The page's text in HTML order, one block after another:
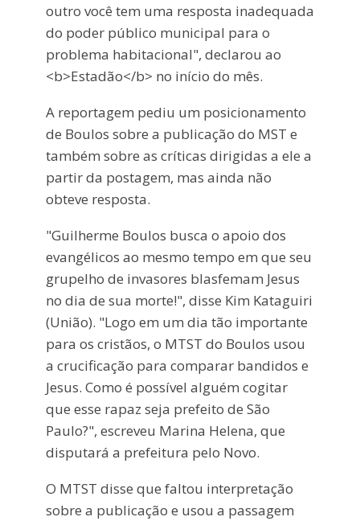
outro você tem uma resposta inadequada
do poder público municipal para o
problema habitacional", declarou ao
<b>Estadão</b> no início do mês.
A reportagem pediu um posicionamento
de Boulos sobre a publicação do MST e
também sobre as críticas dirigidas a ele a
partir da postagem, mas ainda não
obteve resposta.
"Guilherme Boulos busca o apoio dos
evangélicos ao mesmo tempo em que seu
grupelho de invasores blasfemam Jesus
no dia de sua morte!", disse Kim Kataguiri
(União). "Logo em um dia tão importante
para os cristãos, o MTST do Boulos usou
a crucificação para comparar bandidos e
Jesus. Como é possível alguém cogitar
que esse rapaz seja prefeito de São
Paulo?", escreveu Marina Helena, que
disputará a prefeitura pelo Novo.
O MTST disse que faltou interpretação
sobre a publicação e usou a passagem